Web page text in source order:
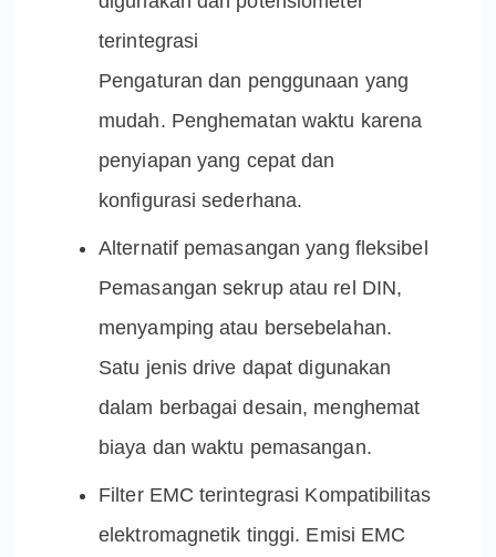
terintegrasi
Pengaturan dan penggunaan yang
mudah. Penghematan waktu karena
penyiapan yang cepat dan
konfigurasi sederhana.
Alternatif pemasangan yang fleksibel
Pemasangan sekrup atau rel DIN,
menyamping atau bersebelahan.
Satu jenis drive dapat digunakan
dalam berbagai desain, menghemat
biaya dan waktu pemasangan.
Filter EMC terintegrasi Kompatibilitas
elektromagnetik tinggi. Emisi EMC